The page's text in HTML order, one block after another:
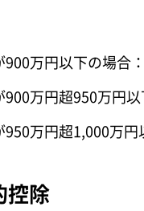
万円以下の場合
万円超950万円
万円超1,000万
控除